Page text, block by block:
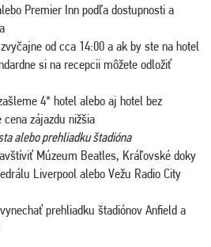
Premier Inn podľa dostupnosti a
od cca 14:00 a ak by ste na hotel
si na recepcii môžete odložiť
4* hotel alebo aj hotel bez
zájazdu nižšia
alebo prehliadku štadióna
Múzeum Beatles, Kráľovské doky
Liverpool alebo Vežu Radio City
prehliadku štadiónov Anfield a